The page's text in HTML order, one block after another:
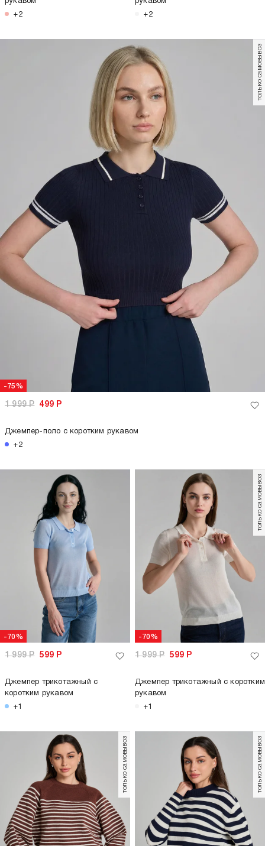
+2 +2
-75%
только самовывоз
1 999Р 499 Р
Джемпер-поло с коротким рукавом
+2
-70%
1 999Р 599 Р
Джемпер трикотажный с
коротким рукавом
+1
-70%
только самовывоз
1 999Р 599 Р
Джемпер трикотажный с коротким
рукавом
+1
только самовывоз только самовывоз